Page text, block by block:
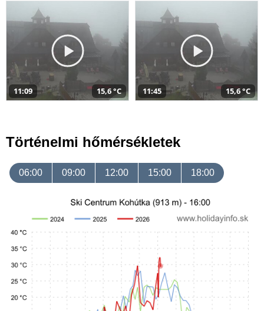
11:09 15,6 °C 11:45 15,6 °C
Történelmi hőmérsékletek
06:00 09:00 12:00 15:00 18:00